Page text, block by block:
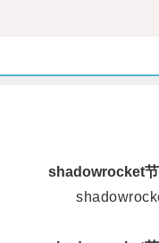
shadowrocket节
shadowrocket